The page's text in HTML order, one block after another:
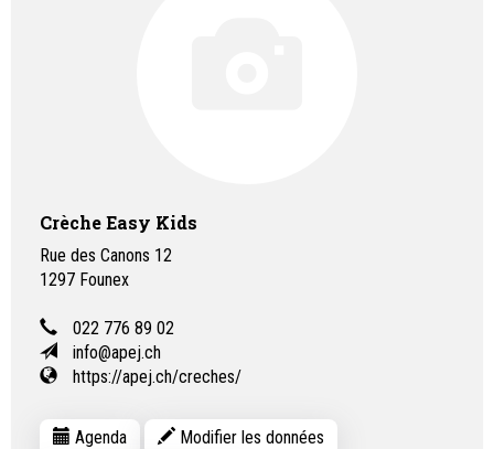
Crèche Easy Kids
Rue des Canons 12
1297 Founex
022 776 89 02
info@apej.ch
https://apej.ch/creches/
Agenda Modifier les données